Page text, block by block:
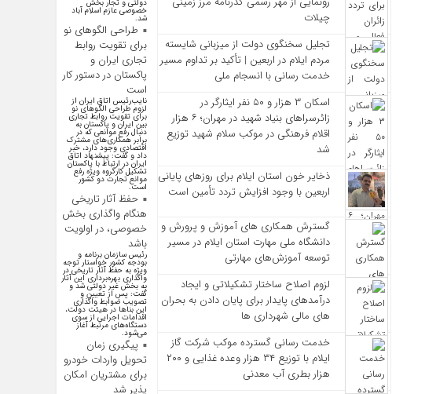
چیلات
تجلیل سخنگوی دولت از میزبانی شایسته
مردم ایلام در اربعین | تأکید بر تداوم مسیر
خدمت‌ رسانی با انسجام ملی
اسکان ۳ هزار و ۵۰ نفر ایثارگر در
زائرسراهای بنیاد شهید در مهران؛ ۶ هزار
اقلام فرهنگی در موکب سلام شهید توزیع
شد
ذخایر خون استان ایلام برای روزهای پایانی
اربعین با وجود افزایش تردد تأمین است
گسترش همکاری‌ های آموزش و پرورش و
دانشگاه ملی مهارت استان ایلام در مسیر
توسعه آموزش‌های مهارتی
لزوم اصلاح ساختار تشکیلاتی و ایجاد
درآمدهای پایدار برای پایان دادن به بحران‌
های مالی شهرداری‌ ها
خدمت رسانی گسترده موکب شرکت گاز
ایلام با توزیع ۳۴ هزار وعده غذایی و ۲۰۰
هزار بطری آب معدنی
دولتی و تجار بخش
خصوصی عازم اسلام آباد
شد.
طراحی الگوهای نو
برای تقویت روابط
تجاری ایران و
پاکستان در دستور کار
است
نایب‌رئیس اتاق ایران از
لزوم طراحی الگوهای نو
برای تقویت روابط تجاری
بین ایران و پاکستان به
دنبال رفع موانعی که در
برابر همکاری‌های مشترک
اقتصادی وجود دارد، خبر
داد و گفت: پیشنهاد اتاق
ایران در ارتباط با پاکستان
تشکیل کارگروه ویژه رفع
موانع تجارت دو کشور
است.
حفظ آثار تاریخی
هنگام واگذاری بخش
خصوصی، در اولویت
باشد
رئیس سازمان برنامه و
بودجه کشور خواستار توجه
ویژه به حفظ آثار تاریخی در
واگذاری بهره‌برداری این آثار
به بخش غیر دولتی شد و
گفت: پس از تعیین و
تصویب ضوابط واگذاری
این بنا‌ها در هیئت دولت،
اقدامات اجرایی از سوی
دستگاه‌های مرتبط آغاز
می‌شود.
پیگیری زمان
تحویل واردات خودرو
برای مشتریان امکان
پذیر شد